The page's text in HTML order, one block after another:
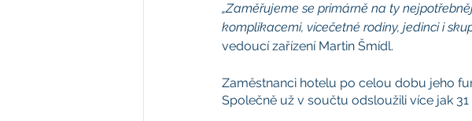
„Zaměřujeme se primárně na ty
komplikacemi, vícečetné rodiny, jedinci i
vedoucí zařízení Martin Šmídl.
Zaměstnanci hotelu po celou dobu jeho
Společně už v součtu odsloužili více jak